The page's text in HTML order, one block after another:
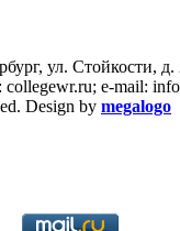
ул. Стойкости,
e-mail:
Design by megalogo